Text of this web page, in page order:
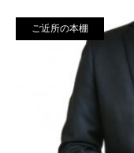
ご近所の本棚